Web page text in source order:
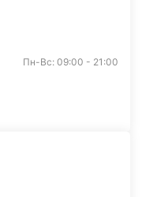
Пн-Вс: 09:00 - 21:00